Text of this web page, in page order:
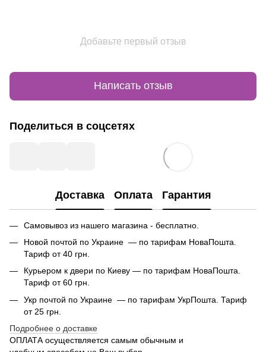
Добавьте первый отзыв
Написать отзыв
Поделиться в соцсетях
Доставка Оплата Гарантия
Самовывоз из нашего магазина - бесплатно.
Новой почтой по Украине — по тарифам НоваПошта.
Тариф от 40 грн.
Курьером к двери по Киеву — по тарифам НоваПошта.
Тариф от 60 грн.
Укр почтой по Украине — по тарифам УкрПошта. Тариф
от 25 грн.
Подробнее о доставке
ОПЛАТА осуществляется самым обычным и